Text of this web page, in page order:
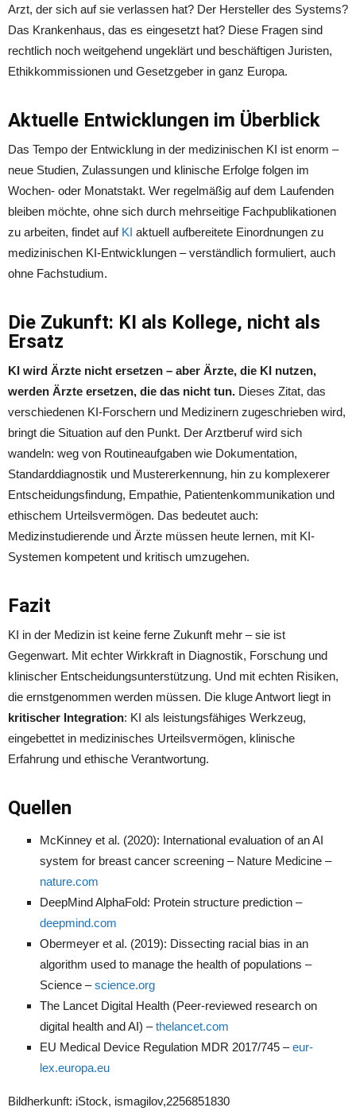
Arzt, der sich auf sie verlassen hat? Der Hersteller des Systems?
Das Krankenhaus, das es eingesetzt hat? Diese Fragen sind
rechtlich noch weitgehend ungeklärt und beschäftigen Juristen,
Ethikkommissionen und Gesetzgeber in ganz Europa.
Aktuelle Entwicklungen im Überblick
Das Tempo der Entwicklung in der medizinischen KI ist enorm –
neue Studien, Zulassungen und klinische Erfolge folgen im
Wochen- oder Monatstakt. Wer regelmäßig auf dem Laufenden
bleiben möchte, ohne sich durch mehrseitige Fachpublikationen
zu arbeiten, findet auf KI aktuell aufbereitete Einordnungen zu
medizinischen KI-Entwicklungen – verständlich formuliert, auch
ohne Fachstudium.
Die Zukunft: KI als Kollege, nicht als
Ersatz
KI wird Ärzte nicht ersetzen – aber Ärzte, die KI nutzen,
werden Ärzte ersetzen, die das nicht tun. Dieses Zitat, das
verschiedenen KI-Forschern und Medizinern zugeschrieben wird,
bringt die Situation auf den Punkt. Der Arztberuf wird sich
wandeln: weg von Routineaufgaben wie Dokumentation,
Standarddiagnostik und Mustererkennung, hin zu komplexerer
Entscheidungsfindung, Empathie, Patientenkommunikation und
ethischem Urteilsvermögen. Das bedeutet auch:
Medizinstudierende und Ärzte müssen heute lernen, mit KI-
Systemen kompetent und kritisch umzugehen.
Fazit
KI in der Medizin ist keine ferne Zukunft mehr – sie ist
Gegenwart. Mit echter Wirkkraft in Diagnostik, Forschung und
klinischer Entscheidungsunterstützung. Und mit echten Risiken,
die ernstgenommen werden müssen. Die kluge Antwort liegt in
kritischer Integration: KI als leistungsfähiges Werkzeug,
eingebettet in medizinisches Urteilsvermögen, klinische
Erfahrung und ethische Verantwortung.
Quellen
McKinney et al. (2020): International evaluation of an AI
system for breast cancer screening – Nature Medicine –
nature.com
DeepMind AlphaFold: Protein structure prediction –
deepmind.com
Obermeyer et al. (2019): Dissecting racial bias in an
algorithm used to manage the health of populations –
Science –science.org
The Lancet Digital Health (Peer-reviewed research on
digital health and AI) –thelancet.com
EU Medical Device Regulation MDR 2017/745 –eur-
lex.europa.eu
Bildherkunft: iStock, ismagilov,2256851830